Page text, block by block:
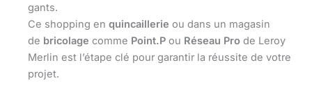
gants.
Ce shopping en quincaillerie ou dans un magasin
de bricolage comme Point.P ou Réseau Pro de Leroy
Merlin est l’étape clé pour garantir la réussite de votre
projet.